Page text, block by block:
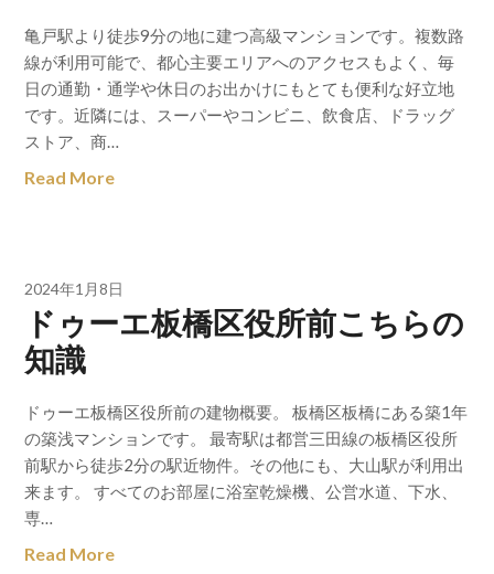
亀戸駅より徒歩9分の地に建つ高級マンションです。複数路
線が利用可能で、都心主要エリアへのアクセスもよく、毎
日の通勤・通学や休日のお出かけにもとても便利な好立地
です。近隣には、スーパーやコンビニ、飲食店、ドラッグ
ストア、商…
Read More
2024年1月8日
ドゥーエ板橋区役所前こちらの
知識
ドゥーエ板橋区役所前の建物概要。 板橋区板橋にある築1年
の築浅マンションです。 最寄駅は都営三田線の板橋区役所
前駅から徒歩2分の駅近物件。その他にも、大山駅が利用出
来ます。 すべてのお部屋に浴室乾燥機、公営水道、下水、
専…
Read More